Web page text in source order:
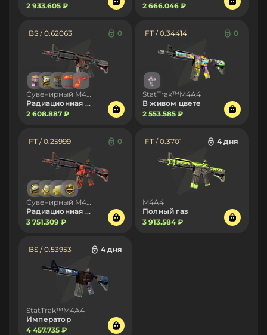
2 933.605 ₽
2 666.046 ₽
BS / 0.62063 0
Радиационная опасность
2 608.887 ₽
FT / 0.34414 0
StatTrak™M4A4
В живом цвете
2 553.585 ₽
FT / 0.25999 0
Радиационная опасность
3 751.309 ₽
FT / 0.3701 4 дня
M4A4
Полный газ
3 913.584 ₽
BS / 0.53953 4 дня
StatTrak™M4A4
Император
4 457.735 ₽